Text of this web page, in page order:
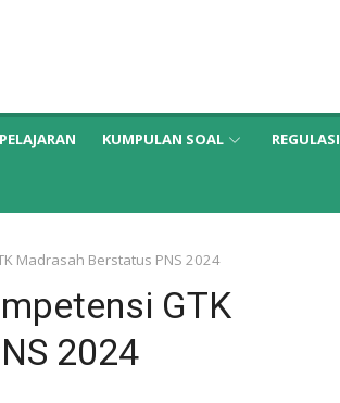
KUMPULAN SOAL REGULASI
Madrasah Berstatus PNS 2024
GTK
2024